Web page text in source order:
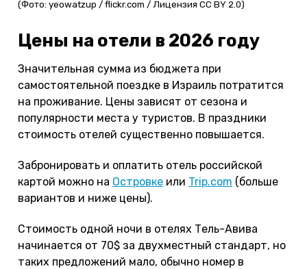
(Фото: yeowatzup / flickr.com / Лицензия CC BY 2.0)
Цены на отели в 2026 году
Значительная сумма из бюджета при
самостоятельной поездке в Израиль потратится
на проживание. Цены зависят от сезона и
популярности места у туристов. В праздники
стоимость отелей существенно повышается.
Забронировать и оплатить отель российской
картой можно на Островке или Trip.com (больше
вариантов и ниже цены).
Стоимость одной ночи в отелях Тель-Авива
начинается от 70$ за двухместный стандарт, но
таких предложений мало, обычно номер в